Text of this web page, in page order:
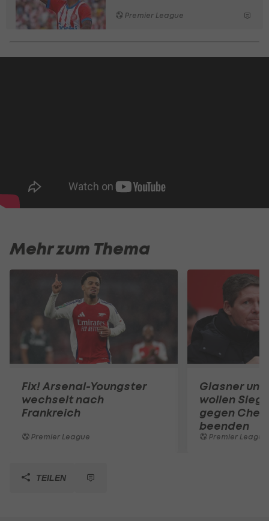
Premier League
Mehr zum Thema
Fix! Arsenal-Youngster
wechselt nach
Frankreich
Premier League
Glasner
wollen
gegen
beenden
Premier League
TEILEN